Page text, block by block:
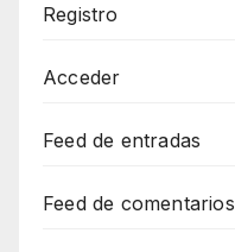
Registro
Acceder
Feed de entradas
Feed de comentarios